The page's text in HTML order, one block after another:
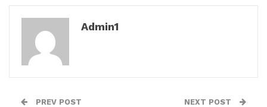
Admin1
PREV POST NEXT POST